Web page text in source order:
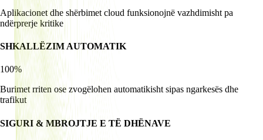
Aplikacionet dhe shërbimet cloud funksionojnë vazhdimisht pa
ndërprerje kritike
SHKALLËZIM AUTOMATIK
100%
Burimet rriten ose zvogëlohen automatikisht sipas ngarkesës dhe
trafikut
SIGURI & MBROJTJE E TË DHËNAVE